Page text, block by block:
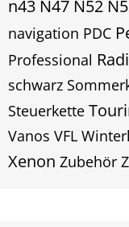
n43 N47 N52
navigation PDC
Professional
schwarz
Steuerkette
Vanos VFL
Xenon Zubehör